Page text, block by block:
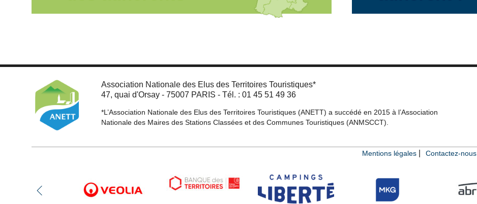
Association Nationale des Elus des Territoires Touristiques*
47, quai d'Orsay - 75007 PARIS - Tél. : 01 45 51 49 36
*L’Association Nationale des Elus des Territoires Touristiques (ANETT) a succédé en 2015 à l’Association
Nationale des Maires des Stations Classées et des Communes Touristiques (ANMSCCT).
Mentions légales Contactez-nous